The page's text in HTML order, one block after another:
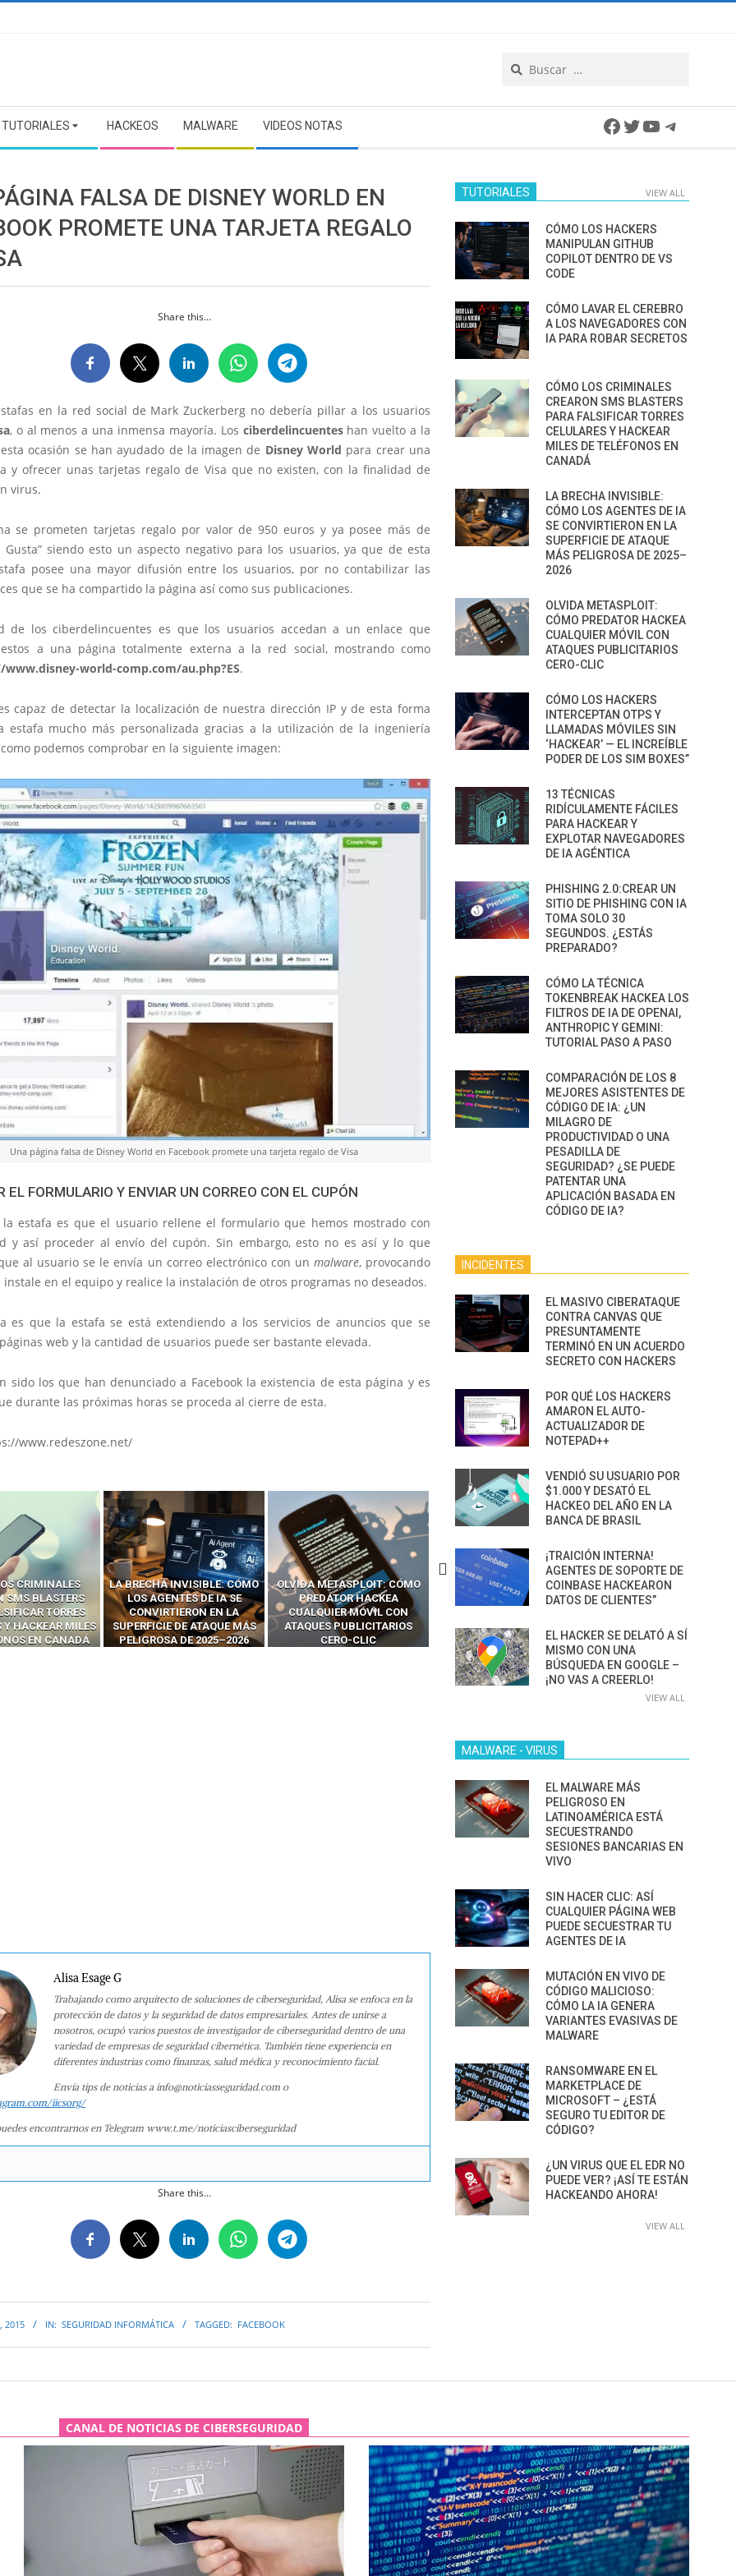
TUTORIALES HACKEOS MALWARE VIDEOS NOTAS Facebook
Twitter
YouTube
FALSA DE DISNEY WORLD EN
PROMETE UNA TARJETA REGALO
Share this...
en la red social de Mark Zuckerberg no debería pillar a los usuarios
, o al menos a una inmensa mayoría. Los ciberdelincuenteshan vuelto a la
ocasión se han ayudado de la imagen de Disney World para crear una
y ofrecer unas tarjetas regalo de Visa que no existen, con la finalidad de
virus.
se prometen tarjetas regalo por valor de 950 euros y ya posee más de
Gusta” siendo esto un aspecto negativo para los usuarios, ya que de esta
posee una mayor difusión entre los usuarios, por no contabilizar las
que se ha compartido la página así como sus publicaciones.
de los ciberdelincuentes es que los usuarios accedan a un enlace que
a una página totalmente externa a la red social, mostrando como
world-comp.com/au.php?ES.
capaz de detectar la localización de nuestra dirección IP y de esta forma
estafa mucho más personalizada gracias a la utilización de la ingeniería
podemos comprobar en la siguiente imagen:
Una página falsa de Disney World en Facebook promete una tarjeta regalo de Visa
EL FORMULARIO Y ENVIAR UN CORREO CON EL CUPÓN
estafa es que el usuario rellene el formulario que hemos mostrado con
y así proceder al envío del cupón. Sin embargo, esto no es así y lo que
al usuario se le envía un correo electrónico con un malware, provocando
instale en el equipo y realice la instalación de otros programas no deseados.
es que la estafa se está extendiendo a los servicios de anuncios que se
web y la cantidad de usuarios puede ser bastante elevada.
sido los que han denunciado a Facebook la existencia de esta página y es
durante las próximas horas se proceda al cierre de esta.
www.redeszone.net/
CRIMINALES
SMS BLASTERS
TORRES
Y HACKEAR MILES
EN CANADÁ
LA BRECHA INVISIBLE: CÓMO
LOS AGENTES DE IA SE
CONVIRTIERON EN LA
SUPERFICIE DE ATAQUE MÁS
PELIGROSA DE 2025–2026
OLVIDA METASPLOIT: CÓMO
PREDATOR HACKEA
CUALQUIER MÓVIL CON
ATAQUES PUBLICITARIOS
CERO-CLIC
CÓMO LOS HACKERS
INTERCEPTAN OTPS Y
‘HACKEAR’ — EL INCREÍBLE
PODER DE LOS SIM BOXES”
13 TÉCNICAS
RIDÍCULAMENTE
NAVEGADORES DE IA
AGÉNTICA
Alisa Esage G
Trabajando como arquitecto de soluciones de ciberseguridad, Alisa se enfoca en la
protección de datos y la seguridad de datos empresariales. Antes de unirse a
nosotros, ocupó varios puestos de investigador de ciberseguridad dentro de una
variedad de empresas de seguridad cibernética. También tiene experiencia en
diferentes industrias como finanzas, salud médica y reconocimiento facial.
Envía tips de noticias a info@noticiasseguridad.com o
iicsorg/
encontrarnos en Telegram www.t.me/noticiasciberseguridad
Share this...
2015 IN: SEGURIDAD INFORMÁTICA TAGGED: FACEBOOK
TUTORIALES VIEW ALL
CÓMO LOS HACKERS
MANIPULAN GITHUB
COPILOT DENTRO DE VS
CODE
CÓMO LAVAR EL CEREBRO
A LOS NAVEGADORES CON
IA PARA ROBAR SECRETOS
CÓMO LOS CRIMINALES
CREARON SMS BLASTERS
PARA FALSIFICAR TORRES
CELULARES Y HACKEAR
MILES DE TELÉFONOS EN
CANADÁ
LA BRECHA INVISIBLE:
CÓMO LOS AGENTES DE IA
SE CONVIRTIERON EN LA
SUPERFICIE DE ATAQUE
MÁS PELIGROSA DE 2025–
2026
OLVIDA METASPLOIT:
CÓMO PREDATOR HACKEA
CUALQUIER MÓVIL CON
ATAQUES PUBLICITARIOS
CERO-CLIC
CÓMO LOS HACKERS
INTERCEPTAN OTPS Y
LLAMADAS MÓVILES SIN
‘HACKEAR’ — EL INCREÍBLE
PODER DE LOS SIM BOXES”
13 TÉCNICAS
RIDÍCULAMENTE FÁCILES
PARA HACKEAR Y
EXPLOTAR NAVEGADORES
DE IA AGÉNTICA
PHISHING 2.0:CREAR UN
SITIO DE PHISHING CON IA
TOMA SOLO 30
SEGUNDOS. ¿ESTÁS
PREPARADO?
CÓMO LA TÉCNICA
TOKENBREAK HACKEA LOS
FILTROS DE IA DE OPENAI,
ANTHROPIC Y GEMINI:
TUTORIAL PASO A PASO
COMPARACIÓN DE LOS 8
MEJORES ASISTENTES DE
CÓDIGO DE IA: ¿UN
MILAGRO DE
PRODUCTIVIDAD O UNA
PESADILLA DE
SEGURIDAD? ¿SE PUEDE
PATENTAR UNA
APLICACIÓN BASADA EN
CÓDIGO DE IA?
INCIDENTES
EL MASIVO CIBERATAQUE
CONTRA CANVAS QUE
PRESUNTAMENTE
TERMINÓ EN UN ACUERDO
SECRETO CON HACKERS
POR QUÉ LOS HACKERS
AMARON EL AUTO-
ACTUALIZADOR DE
NOTEPAD++
VENDIÓ SU USUARIO POR
$1.000 Y DESATÓ EL
HACKEO DEL AÑO EN LA
BANCA DE BRASIL
¡TRAICIÓN INTERNA!
AGENTES DE SOPORTE DE
COINBASE HACKEARON
DATOS DE CLIENTES”
EL HACKER SE DELATÓ A SÍ
MISMO CON UNA
BÚSQUEDA EN GOOGLE –
¡NO VAS A CREERLO!
VIEW ALL
MALWARE - VIRUS
EL MALWARE MÁS
PELIGROSO EN
LATINOAMÉRICA ESTÁ
SECUESTRANDO
SESIONES BANCARIAS EN
VIVO
SIN HACER CLIC: ASÍ
CUALQUIER PÁGINA WEB
PUEDE SECUESTRAR TU
AGENTES DE IA
MUTACIÓN EN VIVO DE
CÓDIGO MALICIOSO:
CÓMO LA IA GENERA
VARIANTES EVASIVAS DE
MALWARE
RANSOMWARE EN EL
MARKETPLACE DE
MICROSOFT – ¿ESTÁ
SEGURO TU EDITOR DE
CÓDIGO?
¿UN VIRUS QUE EL EDR NO
PUEDE VER? ¡ASÍ TE ESTÁN
HACKEANDO AHORA!
VIEW ALL
CANAL DE NOTICIAS DE CIBERSEGURIDAD